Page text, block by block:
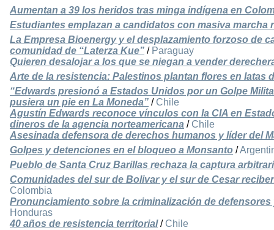
Aumentan a 39 los heridos tras minga indígena en
Estudiantes emplazan a candidatos con masiva marcha
La Empresa Bioenergy y el desplazamiento forzoso de
comunidad de “Laterza Kue” / Paraguay
Quieren desalojar a los que se niegan a vender
Arte de la resistencia: Palestinos plantan flores en latas
“Edwards presionó a Estados Unidos por un Golpe
pusiera un pie en La Moneda” / Chile
Agustín Edwards reconoce vínculos con la CIA en
dineros de la agencia norteamericana / Chile
Asesinada defensora de derechos humanos y líder del
Golpes y detenciones en el bloqueo a Monsanto /
Pueblo de Santa Cruz Barillas rechaza la captura
Comunidades del sur de Bolivar y el sur de Cesar
Colombia
Pronunciamiento sobre la criminalización de
Honduras
40 años de resistencia territorial/ Chile